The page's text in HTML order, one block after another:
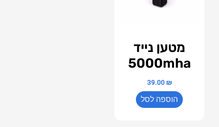
מטען נייד
5000mha
39.00₪
הוספה לסל